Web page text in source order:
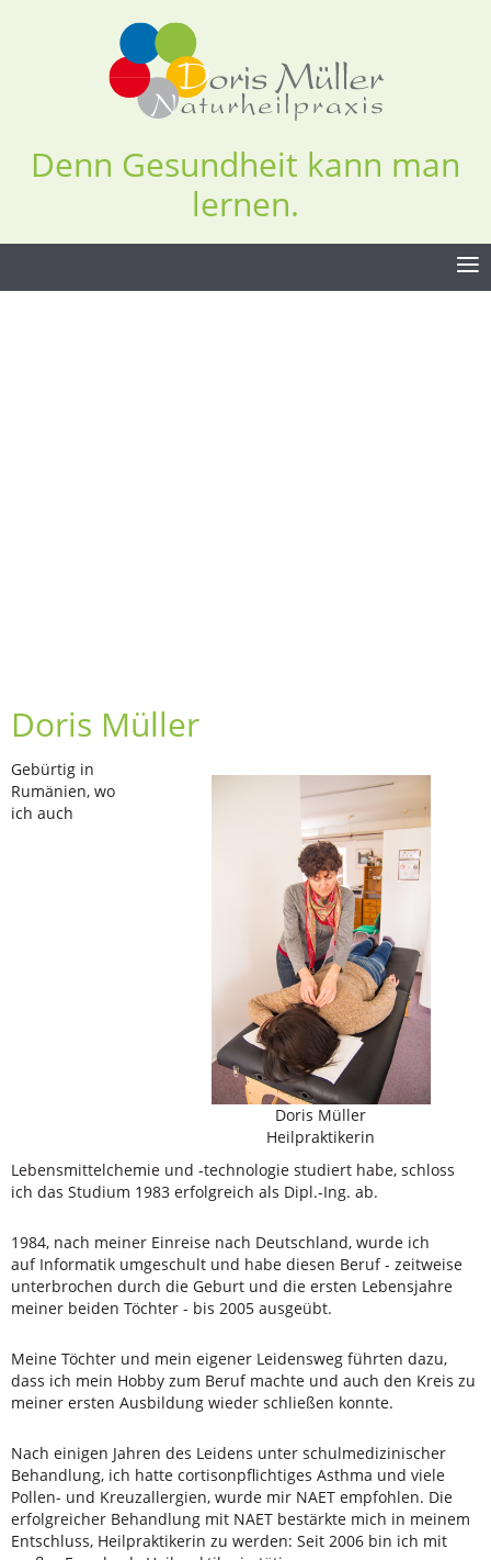
Denn Gesundheit kann man
lernen.
≡
Doris Müller
Doris Müller
Heilpraktikerin
Gebürtig in
Rumänien, wo
ich auch
Lebensmittelchemie und -technologie studiert habe, schloss
ich das Studium 1983 erfolgreich als Dipl.-Ing. ab.
1984, nach meiner Einreise nach Deutschland, wurde ich
auf Informatik umgeschult und habe diesen Beruf - zeitweise
unterbrochen durch die Geburt und die ersten Lebensjahre
meiner beiden Töchter - bis 2005 ausgeübt.
Meine Töchter und mein eigener Leidensweg führten dazu,
dass ich mein Hobby zum Beruf machte und auch den Kreis zu
meiner ersten Ausbildung wieder schließen konnte.
Nach einigen Jahren des Leidens unter schulmedizinischer
Behandlung, ich hatte cortisonpflichtiges Asthma und viele
Pollen- und Kreuzallergien, wurde mir NAET empfohlen. Die
erfolgreicher Behandlung mit NAET bestärkte mich in meinem
Entschluss, Heilpraktikerin zu werden: Seit 2006 bin ich mit